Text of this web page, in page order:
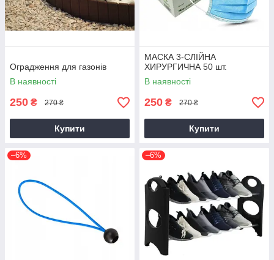
Оградження для газонів
В наявності
250 ₴ 270 ₴
Купити
МАСКА 3-СЛІЙНА
ХИРУРГИЧНА 50 шт.
В наявності
250 ₴ 270 ₴
Купити
–6% –6%